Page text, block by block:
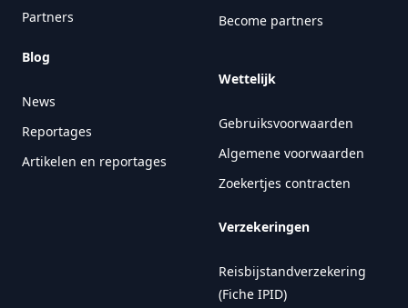
Partners
Blog
News
Reportages
Artikelen en reportages
Become partners
Wettelijk
Gebruiksvoorwaarden
Algemene voorwaarden
Zoekertjes contracten
Verzekeringen
Reisbijstandverzekering
(Fiche IPID)